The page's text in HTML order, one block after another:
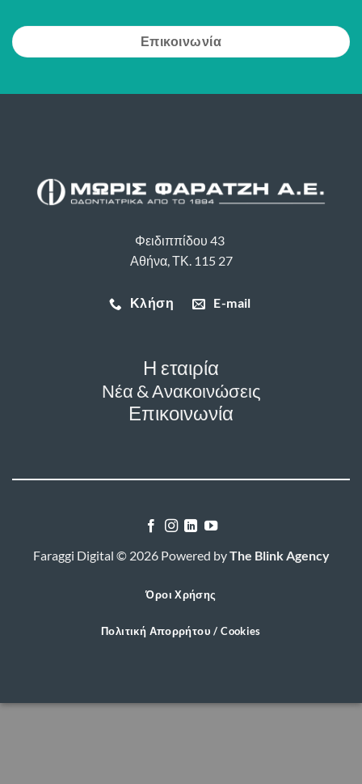
Επικοινωνία
Φειδιππίδου 43
Αθήνα, ΤΚ. 115 27
Κλήση E-mail
Η εταιρία
Νέα & Ανακοινώσεις
Επικοινωνία
Faraggi Digital © 2026 Powered byThe Blink Agency
Όροι Χρήσης
Πολιτική Απορρήτου / Cookies